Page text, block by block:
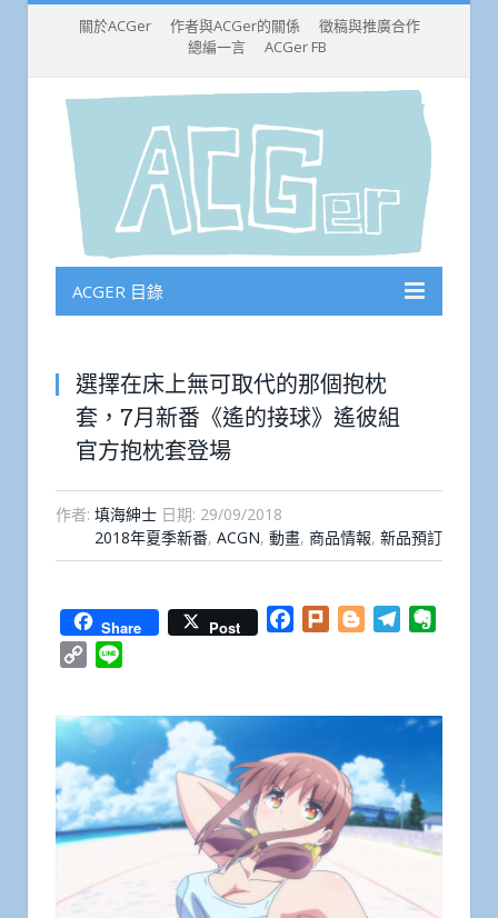
關於ACGer 作者與ACGer的關係
徵稿與推廣合作
總編一言
ACGer FB
ACGER 目錄
選擇在床上無可取代的那個抱枕
套，7月新番《遙的接球》遙彼組
官方抱枕套登場
作者: 填海紳士 日期: 29/09/2018
2018年夏季新番, ACGN, 動畫, 商品情報, 新品預訂
Share Post Facebook
Plurk BloggerTelegram
Copy